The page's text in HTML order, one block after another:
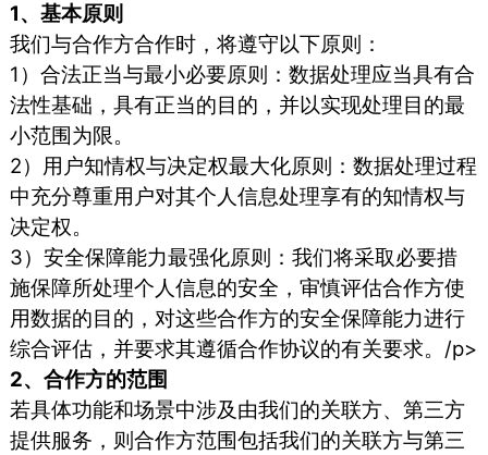
1、基本原则
我们与合作方合作时，将遵守以下原则：
1）合法正当与最小必要原则：数据处理应当具有合
法性基础，具有正当的目的，并以实现处理目的最
小范围为限。
2）用户知情权与决定权最大化原则：数据处理过程
中充分尊重用户对其个人信息处理享有的知情权与
决定权。
3）安全保障能力最强化原则：我们将采取必要措
施保障所处理个人信息的安全，审慎评估合作方使
用数据的目的，对这些合作方的安全保障能力进行
综合评估，并要求其遵循合作协议的有关要求。/p>
2、合作方的范围
若具体功能和场景中涉及由我们的关联方、第三方
提供服务，则合作方范围包括我们的关联方与第三